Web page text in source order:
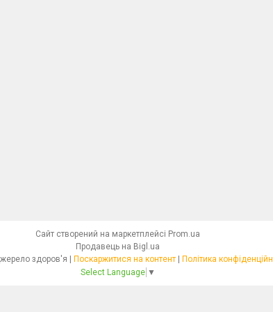
Сайт створений на маркетплейсі Prom.ua
Продавець на Bigl.ua
Поскаржитися на контент
Політика
Select Language ▼